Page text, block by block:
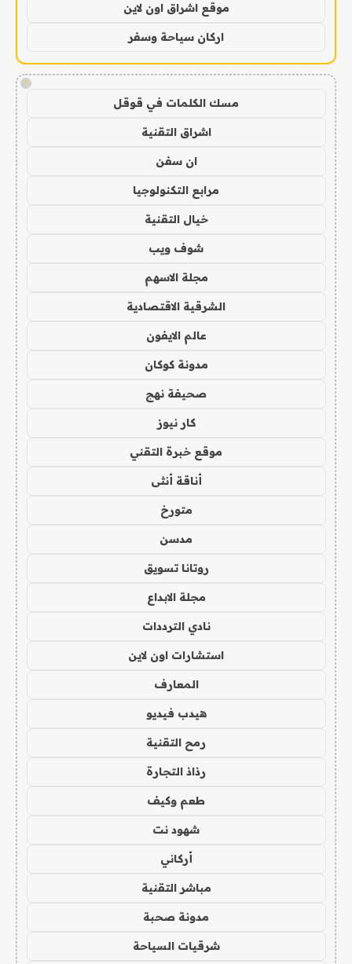
موقع اشراق اون لاين
اركان سياحة وسفر
!
مسك الكلمات في قوقل
اشراق التقنية
ان سفن
مرابع التكنولوجيا
خيال التقنية
شوف ويب
مجلة الاسهم
الشرقية الاقتصادية
عالم الايفون
مدونة كوكان
صحيفة نهج
كار نيوز
موقع خبرة التقني
أناقة أنثى
متورخ
مدسن
روتانا تسويق
مجلة الابداع
نادي الترددات
استشارات اون لاين
المعارف
هيدب فيديو
رمح التقنية
رذاذ التجارة
طعم وكيف
شهود نت
أركاني
مباشر التقنية
مدونة صحبة
شرقيات السياحة